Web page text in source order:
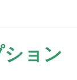
ョン